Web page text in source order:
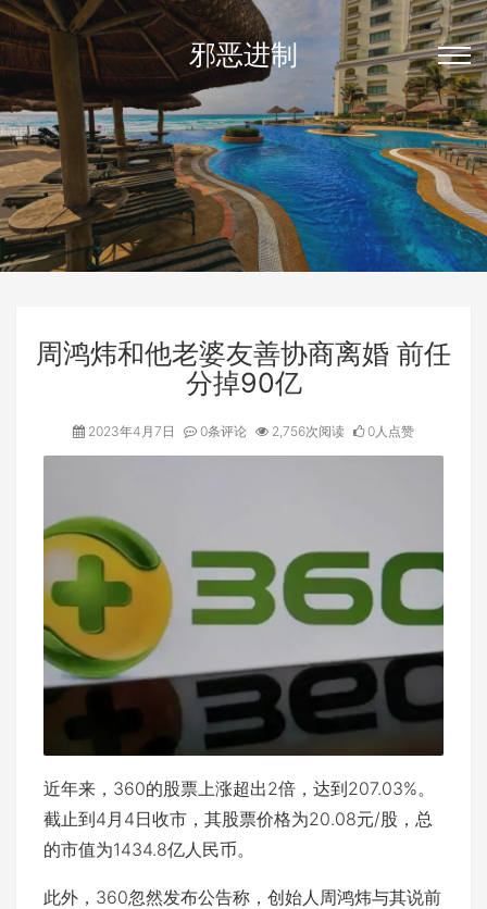
邪恶进制
周鸿炜和他老婆友善协商离婚 前任
分掉90亿
2023年4月7日 0条评论 2,756次阅读 0人点赞
近年来，360的股票上涨超出2倍，达到207.03%。
截止到4月4日收市，其股票价格为20.08元/股，总
的市值为1434.8亿人民币。
此外，360忽然发布公告称，创始人周鸿炜与其说前